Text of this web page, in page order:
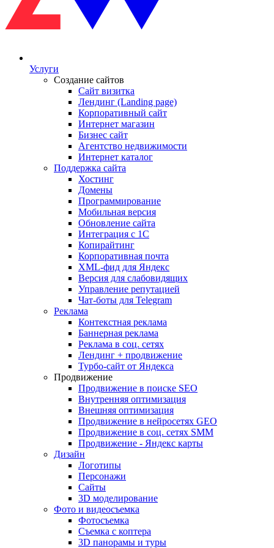
Услуги
Создание сайтов
Сайт визитка
Лендинг (Landing page)
Корпоративный сайт
Интернет магазин
Бизнес сайт
Агентство недвижимости
Интернет каталог
Поддержка сайта
Хостинг
Домены
Программирование
Мобильная версия
Обновление сайта
Интеграция с 1С
Копирайтинг
Корпоративная почта
XML-фид для Яндекс
Версия для слабовидящих
Управление репутацией
Чат-боты для Telegram
Реклама
Контекстная реклама
Баннерная реклама
Реклама в соц. сетях
Лендинг + продвижение
Турбо-сайт от Яндекса
Продвижение
Продвижение в поиске SEO
Внутренняя оптимизация
Внешняя оптимизация
Продвижение в нейросетях GEO
Продвижение в соц. сетях SMM
Продвижение - Яндекс карты
Дизайн
Логотипы
Персонажи
Сайты
3D моделирование
Фото и видеосъемка
Фотосъемка
Съемка с коптера
3D панорамы и туры